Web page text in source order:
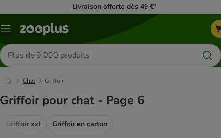
Livraison offerte dès 49 €*
Menu
Rechercher
des
produits
Chat Griffoir
Griffoir pour chat - Page 6
Griffoir xxl​ Griffoir en carton